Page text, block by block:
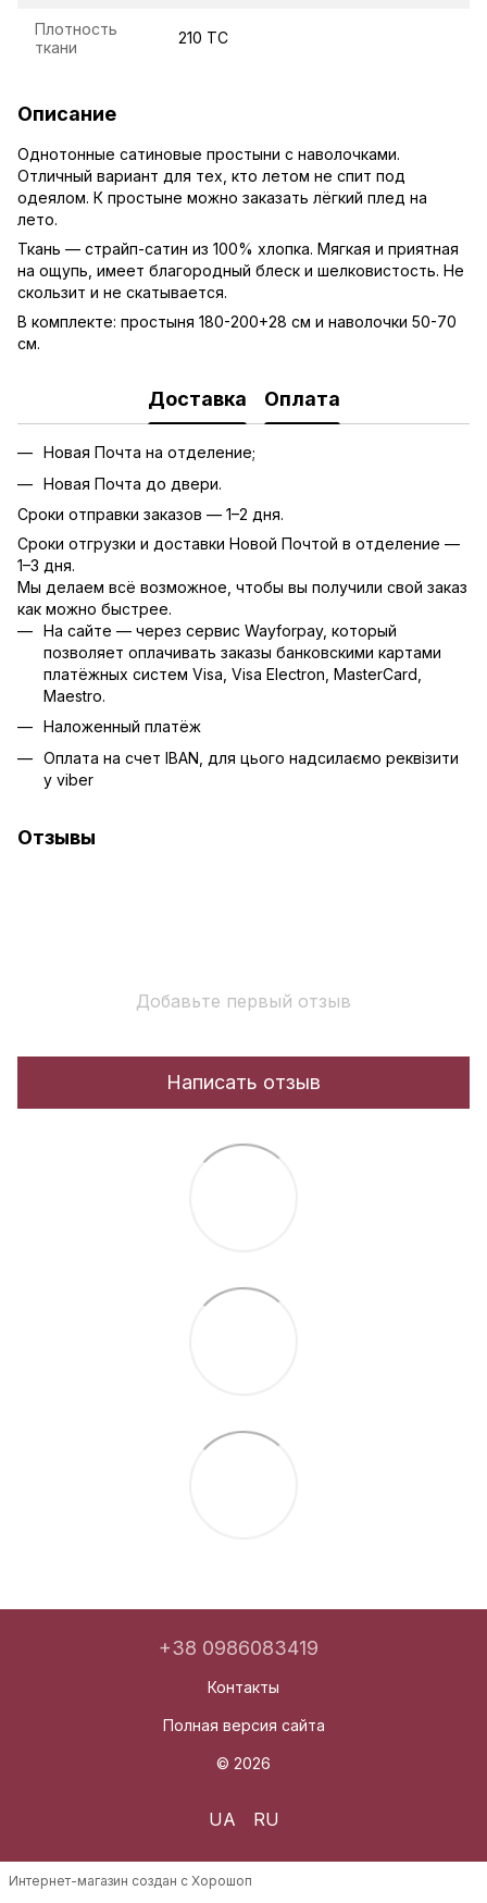
Плотность
ткани
210 TC
Описание
Однотонные сатиновые простыни с наволочками.
Отличный вариант для тех, кто летом не спит под
одеялом. К простыне можно заказать лёгкий плед на
лето.
Ткань — страйп-сатин из 100% хлопка. Мягкая и приятная
на ощупь, имеет благородный блеск и шелковистость. Не
скользит и не скатывается.
В комплекте: простыня 180-200+28 см и наволочки 50-70
см.
Доставка Оплата
Новая Почта на отделение;
Новая Почта до двери.
Сроки отправки заказов — 1–2 дня.
Сроки отгрузки и доставки Новой Почтой в отделение —
1–3 дня.
Мы делаем всё возможное, чтобы вы получили свой заказ
как можно быстрее.
На сайте — через сервис Wayforpay, который
позволяет оплачивать заказы банковскими картами
платёжных систем Visa, Visa Electron, MasterCard,
Maestro.
Наложенный платёж
Оплата на счет IBAN, для цього надсилаємо реквізити
у viber
Отзывы
Добавьте первый отзыв
Написать отзыв
+38 0986083419
Контакты
Полная версия сайта
© 2026
UA RU
Интернет-магазин создан с Хорошоп